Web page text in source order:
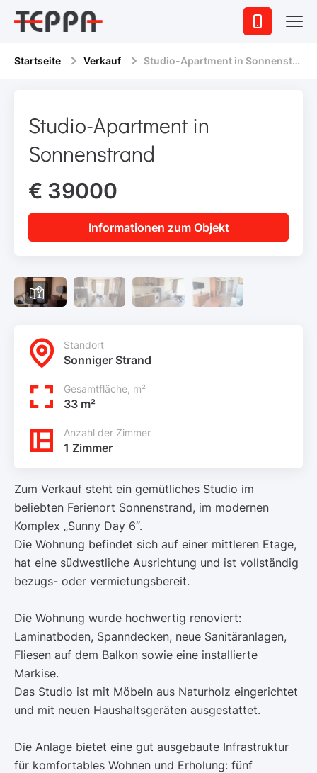
Startseite Verkauf Studio-Apartment in Sonnenstrand
Studio-Apartment in
Sonnenstrand
€ 39000
Informationen zum Objekt
Standort
Sonniger Strand
Gesamtfläche, m²
33 m²
Anzahl der Zimmer
1 Zimmer
Zum Verkauf steht ein gemütliches Studio im
beliebten Ferienort Sonnenstrand, im modernen
Komplex „Sunny Day 6“.
Die Wohnung befindet sich auf einer mittleren Etage,
hat eine südwestliche Ausrichtung und ist vollständig
bezugs- oder vermietungsbereit.
Die Wohnung wurde hochwertig renoviert:
Laminatboden, Spanndecken, neue Sanitäranlagen,
Fliesen auf dem Balkon sowie eine installierte
Markise.
Das Studio ist mit Möbeln aus Naturholz eingerichtet
und mit neuen Haushaltsgeräten ausgestattet.
Die Anlage bietet eine gut ausgebaute Infrastruktur
für komfortables Wohnen und Erholung: fünf